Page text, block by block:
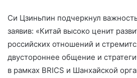
Си Цзиньпин подчеркнул
заявив: «Китай высоко ценит
российских отношений и
двустороннее общение и
в рамках BRICS и Шанхайской